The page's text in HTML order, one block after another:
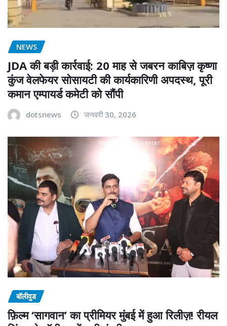
NEWS
JDA की बड़ी कार्रवाई: 20 माह से जबरन काबिज़ कृष्णा
कुंज वेलफेयर सोसायटी की कार्यकारिणी अपदस्थ, पूरी
कमान एम्पायर्ड कमेटी को सौंपी
dotsnews जनवरी 30, 2026
बॉलीवुड
फ़िल्म ‘सागवान’ का प्रीमियर मुंबई में हुआ रिलीज़! रीयल